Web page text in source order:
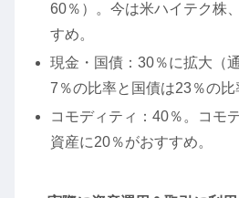
60％）。今は米ハイテク株
すめ。
現金・国債：30％に拡大（
7％の比率と国債は23％の比
コモディティ：40％。コモ
資産に20％がおすすめ。